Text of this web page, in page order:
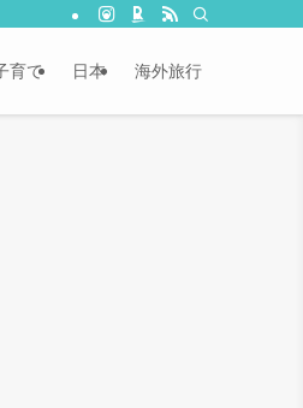
育て 日本 海外旅行